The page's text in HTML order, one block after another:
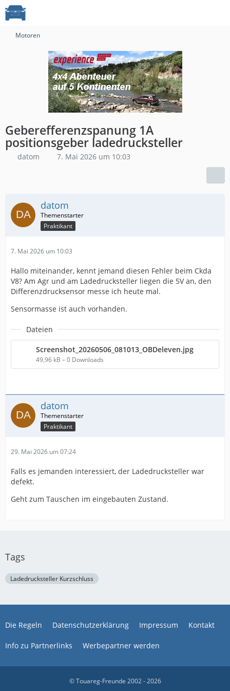
Motoren
Geberefferenzspanung 1A
positionsgeber ladedrucksteller
datom 7. Mai 2026 um 10:03
datom
Praktikant
7. Mai 2026 um 10:03
Hallo miteinander, kennt jemand diesen Fehler beim Ckda
V8? Am Agr und am Ladedrucksteller liegen die 5V an, den
Differenzdrucksensor messe ich heute mal.
Sensormasse ist auch vorhanden.
Dateien
Screenshot_20260506_081013_OBDeleven.jpg
49,96 kB – 0 Downloads
datom
Praktikant
29. Mai 2026 um 07:24
Falls es jemanden interessiert, der Ladedrucksteller war
defekt.
Geht zum Tauschen im eingebauten Zustand.
Tags
Ladedrucksteller Kurzschluss
Die Regeln Datenschutzerklärung Impressum Kontakt
Info zu Partnerlinks Werbepartner werden
© Touareg-Freunde 2002 - 2026